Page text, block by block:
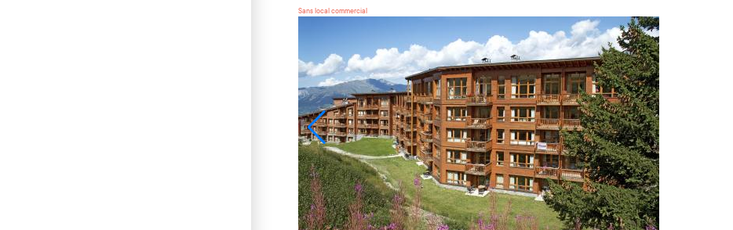
Sans local commercial